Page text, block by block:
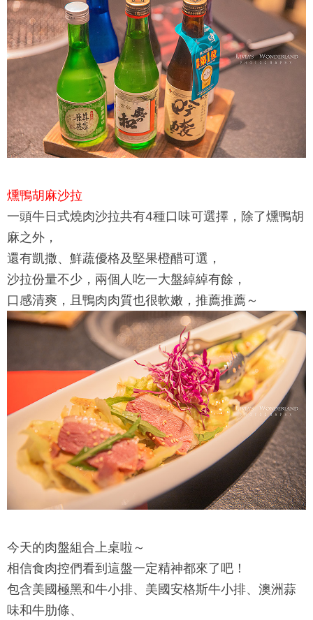
燻鴨胡麻沙拉
一頭牛日式燒肉沙拉共有4種口味可選擇，除了燻鴨胡
麻之外，
還有凱撒、鮮蔬優格及堅果橙醋可選，
沙拉份量不少，兩個人吃一大盤綽綽有餘，
口感清爽，且鴨肉肉質也很軟嫩，推薦推薦～
今天的肉盤組合上桌啦～
相信食肉控們看到這盤一定精神都來了吧！
包含美國極黑和牛小排、美國安格斯牛小排、澳洲蒜
味和牛肋條、